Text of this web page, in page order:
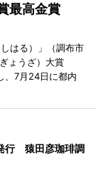
最高金賞
はる）」（調布市
ょうざ）大賞
、7月24日に都内
行 猿田彦珈琲調